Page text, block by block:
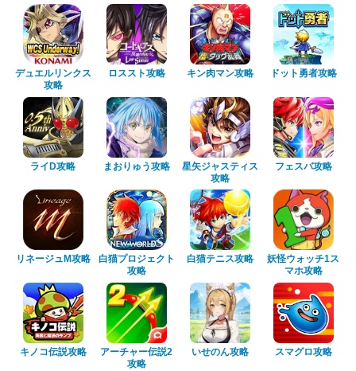
デュエルリンクス
攻略
ロススト攻略 キン肉マン攻略 ドット勇者攻略
ライD攻略 まおりゅう攻略
星矢ジャスティス
攻略
フェスバ攻略
リネージュM攻略
白猫プロジェクト
攻略
白猫テニス攻略
妖怪ウォッチ1ス
マホ攻略
キノコ伝説攻略
アーチャー伝説2
攻略
いせのん攻略 スマグロ攻略